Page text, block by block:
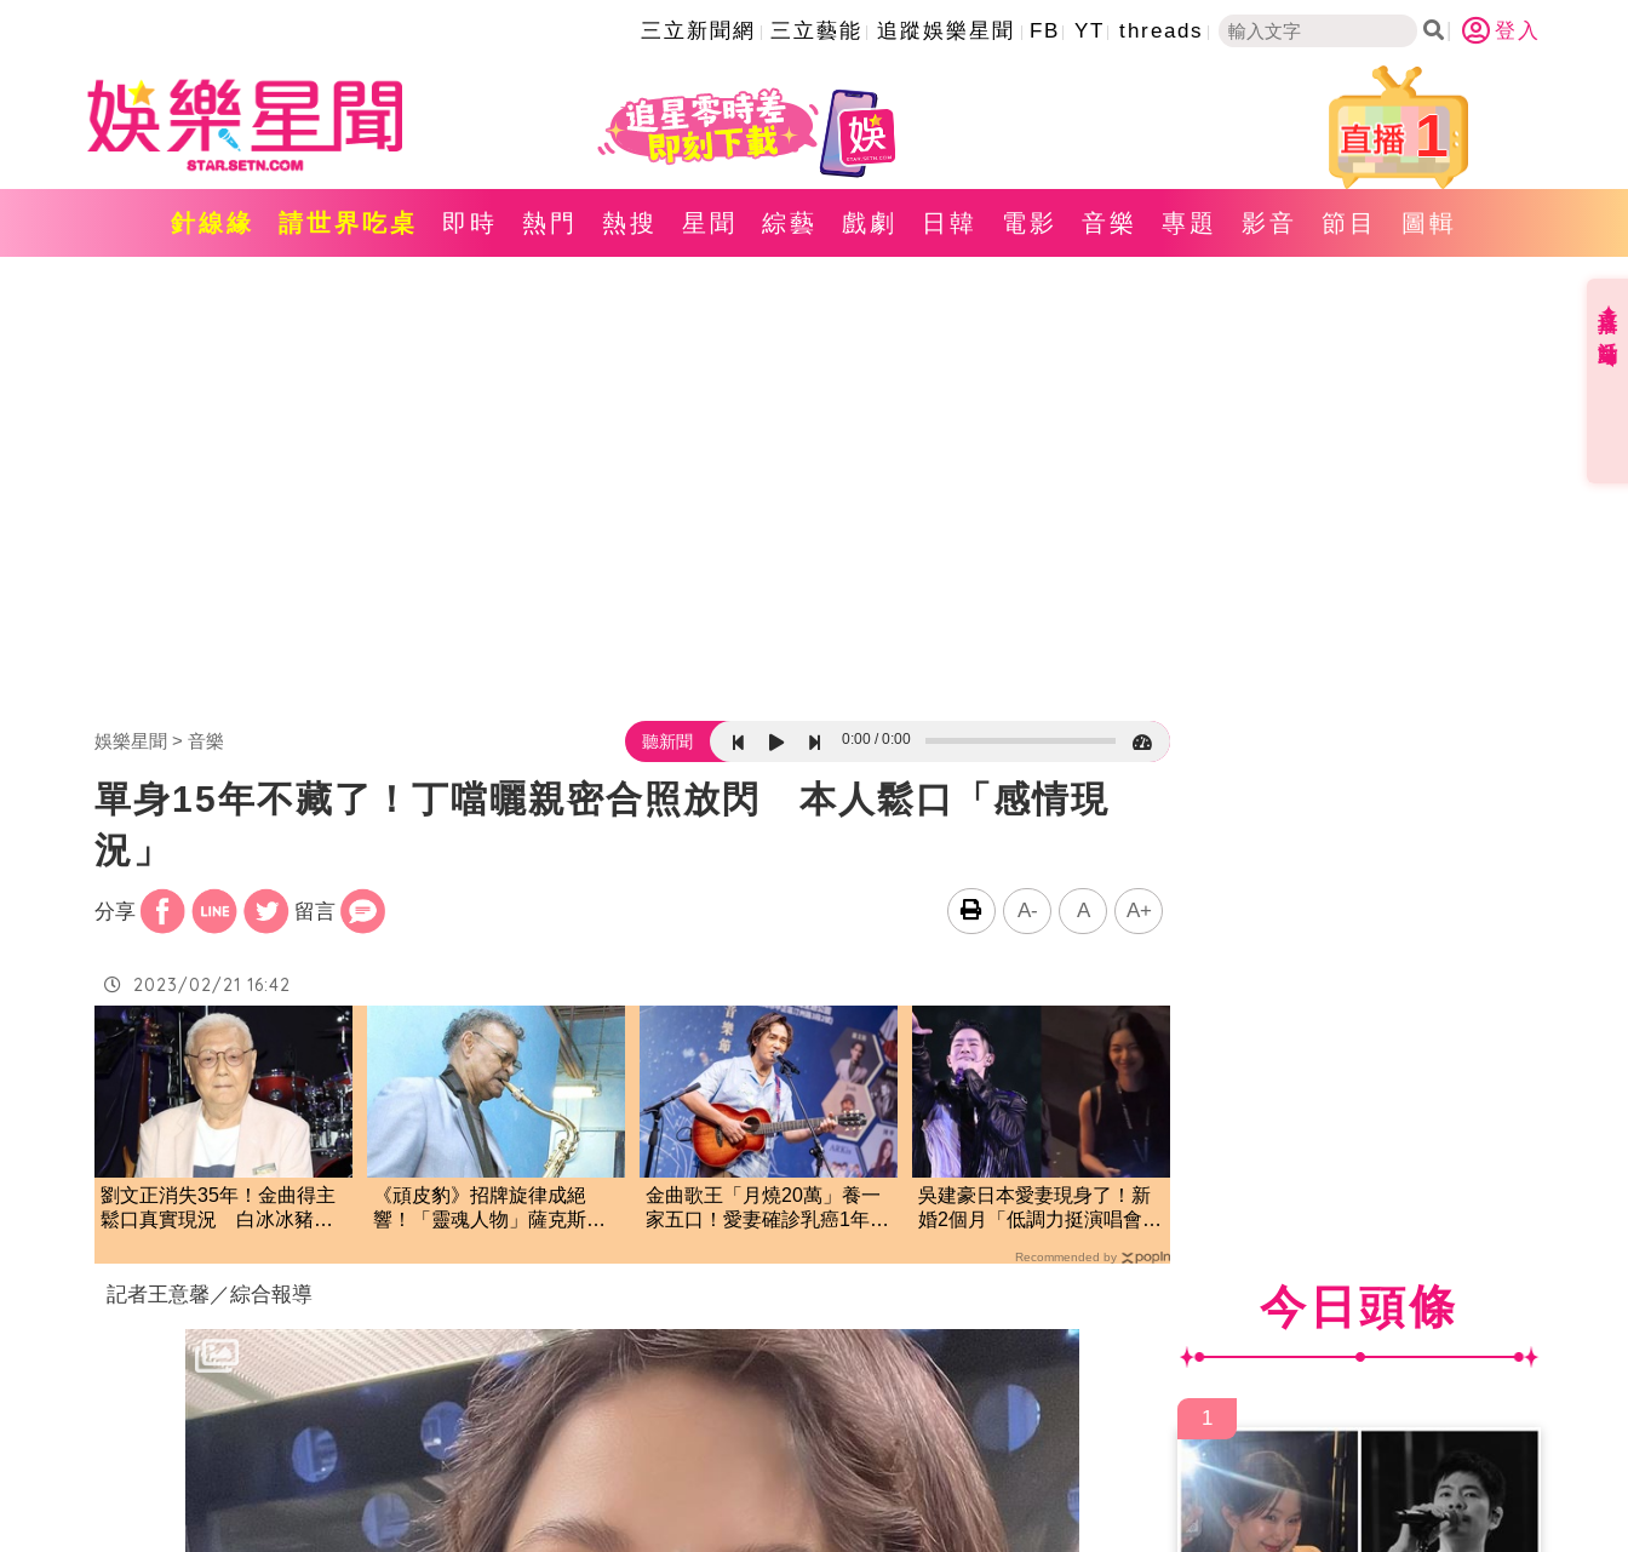
三立新聞網 三立藝能 追蹤娛樂星聞 FB YT threads 登入
1
針線緣 請世界吃桌 即時 熱門 熱搜 星聞 綜藝 戲劇 日韓 電影 音樂 專題 影音 節目 圖輯
娛樂星聞 音樂 聽新聞 0:00 0:00
單身15年不藏了！丁噹曬親密合照放閃 本人鬆口「感情現
況」
分享 留言 A- A A+
2023/02/21 16:42
劉文正消失35年！金曲得主
鬆口真實現況 白冰冰豬哥
《頑皮豹》招牌旋律成絕
響！「靈魂人物」薩克斯風
金曲歌王「月燒20萬」養一
家五口！愛妻確診乳癌1年…
吳建豪日本愛妻現身了！新
婚2個月「低調力挺演唱會」
Recommended by
記者王意馨／綜合報導 今日頭條
1
直播✦活動